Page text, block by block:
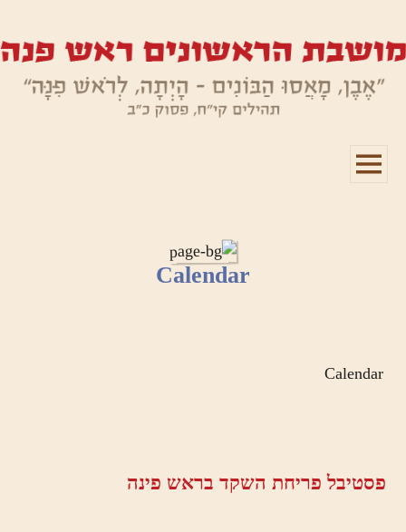
Calendar
Calendar
פסטיבל פריחת השקד בראש פינה